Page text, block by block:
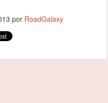
por RoadGalaxy